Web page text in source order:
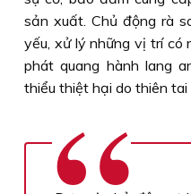
sản xuất. Chủ động rà
yếu, xử lý những vị trí có
phát quang hành lang
thiểu thiệt hại do thiên tai